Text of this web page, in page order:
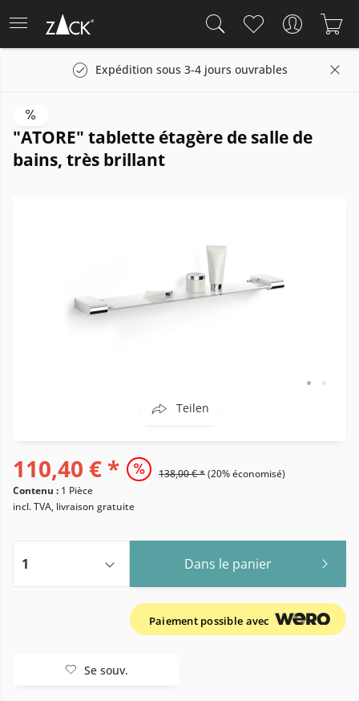
Expédition sous 3-4 jours ouvrables
"ATORE" tablette étagère de salle de
bains, très brillant
Teilen
110,40 € * 138,00 € *(20% économisé)
Contenu : 1 Pièce
incl. TVA, livraison gratuite
Dans le panier
Paiement possible avec
Se souv.